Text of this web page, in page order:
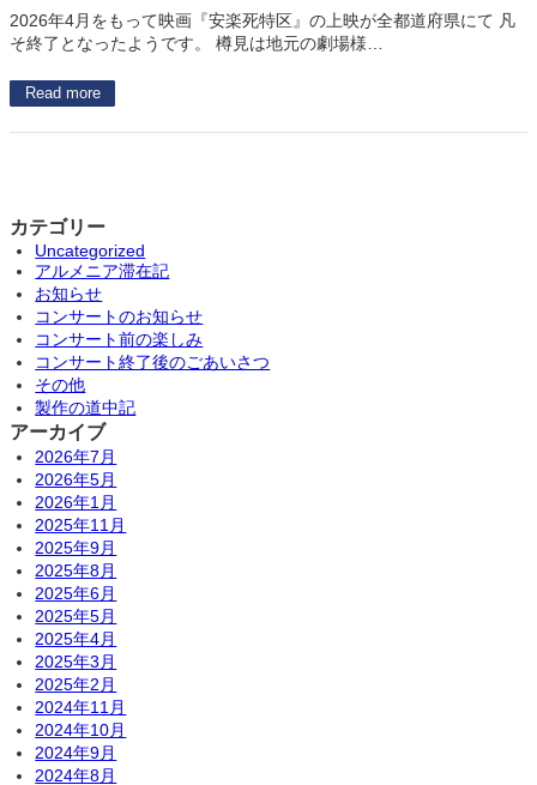
2026年4月をもって映画『安楽死特区』の上映が全都道府県にて 凡
そ終了となったようです。 樽見は地元の劇場様…
Read more
カテゴリー
Uncategorized
アルメニア滞在記
お知らせ
コンサートのお知らせ
コンサート前の楽しみ
コンサート終了後のごあいさつ
その他
製作の道中記
アーカイブ
2026年7月
2026年5月
2026年1月
2025年11月
2025年9月
2025年8月
2025年6月
2025年5月
2025年4月
2025年3月
2025年2月
2024年11月
2024年10月
2024年9月
2024年8月